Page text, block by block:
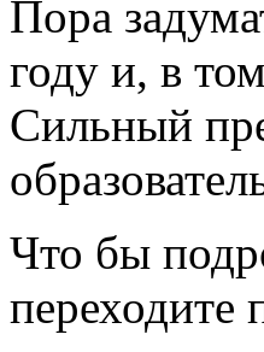
Пора
году и, в
Сильный
Что бы
переходите